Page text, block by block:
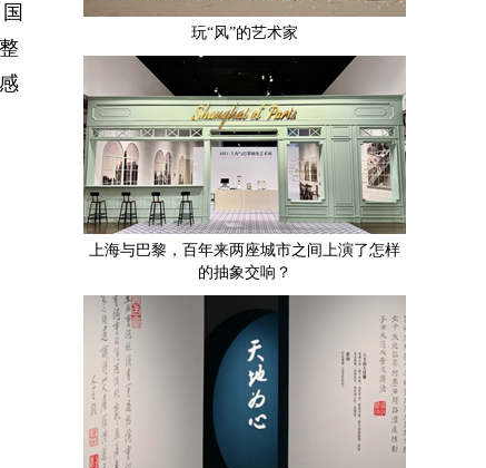
玩“风”的艺术家
上海与巴黎，百年来两座城市之间上演了怎样
的抽象交响？